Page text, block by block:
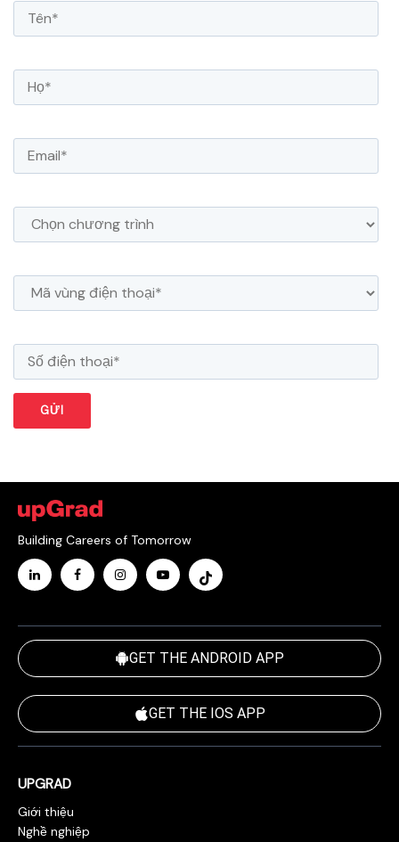
Building Careers of Tomorrow
GET THE ANDROID APP
GET THE IOS APP
UPGRAD
Giới thiệu
Nghề nghiệp